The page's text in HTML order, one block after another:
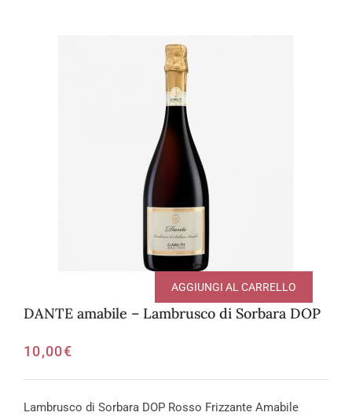
DANTE amabile – Lambrusco di Sorbara DOP
10,00€
AGGIUNGI AL CARRELLO
Lambrusco di Sorbara DOP Rosso Frizzante Amabile